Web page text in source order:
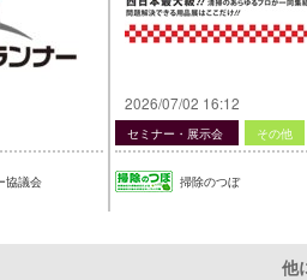
協議会
2026/07/02 16:12
セミナー・展示会 その他
掃除のつぼ
他